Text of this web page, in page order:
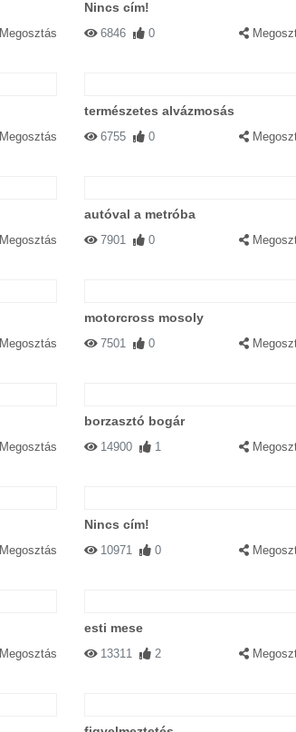
Megosztás
Nincs cím!
6846 0
Megosztás
természetes alvázmosás
6755 0
Megosztás
autóval a metróba
7901 0
Megosztás
motorcross mosoly
7501 0
Megosztás
borzasztó bogár
14900 1
Megosztás
Nincs cím!
10971 0
Megosztás
esti mese
13311 2